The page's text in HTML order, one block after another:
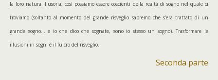
la loro natura illusoria, così possiamo essere coscienti della realtà di sogno nel quale ci
troviamo (soltanto al momento del grande risveglio sapremo che s’era trattato di un
grande sogno… e io che dico che sognate, sono io stesso un sogno). Trasformare le
illusioni in sogni è il fulcro del risveglio.
Seconda parte